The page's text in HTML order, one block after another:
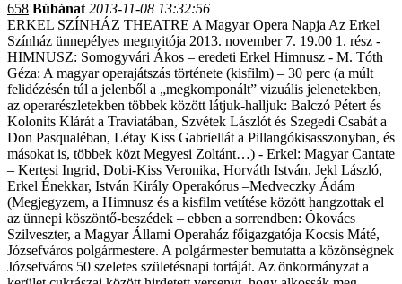
658 Búbánat 2013-11-08 13:32:56
ERKEL SZÍNHÁZ THEATRE A Magyar Opera Napja Az Erkel
Színház ünnepélyes megnyitója 2013. november 7. 19.00 1. rész -
HIMNUSZ: Somogyvári Ákos – eredeti Erkel Himnusz - M. Tóth
Géza: A magyar operajátszás története (kisfilm) – 30 perc (a múlt
felidézésén túl a jelenből a „megkomponált” vizuális jelenetekben,
az operarészletekben többek között látjuk-halljuk: Balczó Pétert és
Kolonits Klárát a Traviatában, Szvétek Lászlót és Szegedi Csabát a
Don Pasqualéban, Létay Kiss Gabriellát a Pillangókisasszonyban, és
másokat is, többek közt Megyesi Zoltánt…) - Erkel: Magyar Cantate
– Kertesi Ingrid, Dobi-Kiss Veronika, Horváth István, Jekl László,
Erkel Énekkar, István Király Operakórus –Medveczky Ádám
(Megjegyzem, a Himnusz és a kisfilm vetítése között hangzottak el
az ünnepi köszöntő-beszédek – ebben a sorrendben: Ókovács
Szilveszter, a Magyar Állami Operaház főigazgatója Kocsis Máté,
Józsefváros polgármestere. A polgármester bemutatta a közönségnek
Józsefváros 50 szeletes születésnapi tortáját. Az önkormányzat a